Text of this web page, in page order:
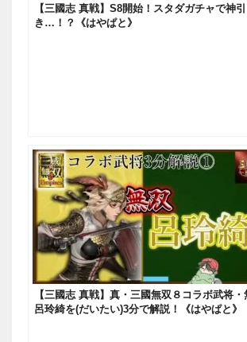
【三國志 真戦】S8開始！スタダガチャで神引
き…！？《はやぱと》
【三國志 真戦】真・三國無双８コラボ武将・
呂玲綺を(だいたい)3分で解説！《はやぱと》